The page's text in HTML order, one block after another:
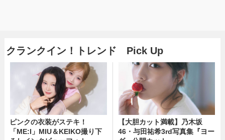
クランクイン！トレンド Pick Up
ピンクの衣装がステキ！
「ME:I」MIU＆KEIKO撮り下
【大胆カット満載】乃木坂
46・与田祐希3rd写真集『ヨー